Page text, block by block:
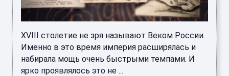
XVIII столетие не зря называют Веком России.
Именно в это время империя расширялась и
набирала мощь очень быстрыми темпами. И
ярко проявлялось это не ...